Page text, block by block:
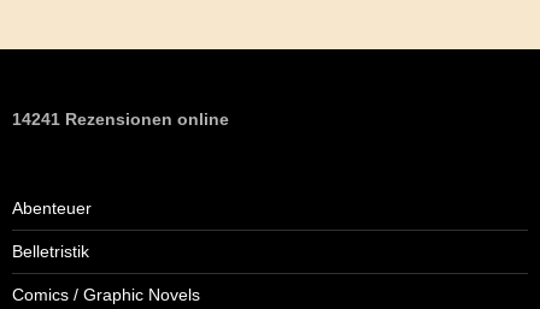
14241 Rezensionen online
Abenteuer
Belletristik
Comics / Graphic Novels